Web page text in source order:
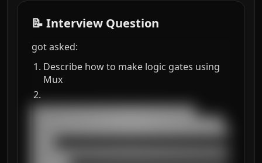
📝 Interview Question
got asked:
Describe how to make logic gates using
Mux
███████████████████████████████████
█████████████████████████████████████████
██████████████████████████████████████████